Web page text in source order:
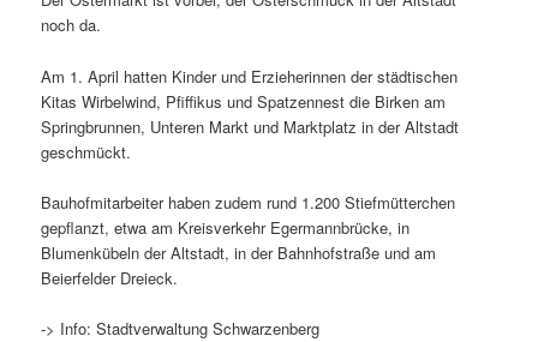
noch da.
Am 1. April hatten Kinder und Erzieherinnen der städ­ti­schen
Kitas Wirbelwind, Pfiffikus und Spatzennest die Birken am
Springbrunnen, Unteren Markt und Marktplatz in der Altstadt
geschmückt.
Bauhofmitarbeiter haben zudem rund 1.200 Stiefmütterchen
gepflanzt, etwa am Kreisverkehr Egermannbrücke, in
Blumenkübeln der Altstadt, in der Bahnhofstraße und am
Beierfelder Dreieck.
-> Info: Stadtverwaltung Schwarzenberg